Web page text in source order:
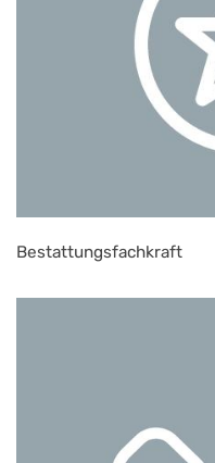
Bestattungsfachkraft